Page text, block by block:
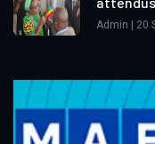
Admin | 20